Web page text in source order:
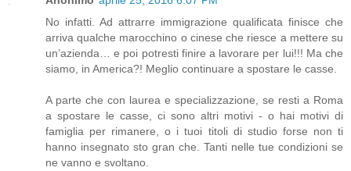
No infatti. Ad attrarre immigrazione qualificata finisce che
arriva qualche marocchino o cinese che riesce a mettere su
un’azienda… e poi potresti finire a lavorare per lui!!! Ma che
siamo, in America?! Meglio continuare a spostare le casse.
A parte che con laurea e specializzazione, se resti a Roma
a spostare le casse, ci sono altri motivi - o hai motivi di
famiglia per rimanere, o i tuoi titoli di studio forse non ti
hanno insegnato sto gran che. Tanti nelle tue condizioni se
ne vanno e svoltano.